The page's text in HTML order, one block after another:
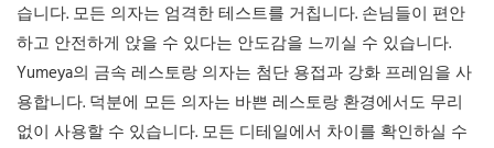
습니다. 모든 의자는 엄격한 테스트를 거칩니다. 손님들이 편안
하고 안전하게 앉을 수 있다는 안도감을 느끼실 수 있습니다.
Yumeya의 금속 레스토랑 의자는 첨단 용접과 강화 프레임을 사
용합니다. 덕분에 모든 의자는 바쁜 레스토랑 환경에서도 무리
없이 사용할 수 있습니다. 모든 디테일에서 차이를 확인하실 수